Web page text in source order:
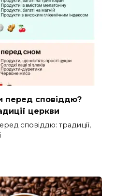
перед сповіддю?
церкви
сповіддю: традиції,